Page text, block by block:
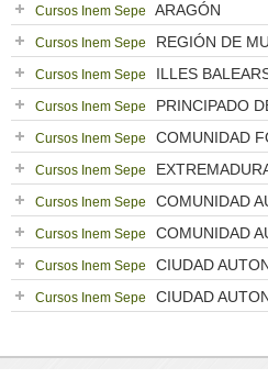
Cursos Inem Sepe ARAGÓN
Cursos Inem Sepe REGIÓN DE
Cursos Inem Sepe ILLES
Cursos Inem Sepe PRINCIPADO
Cursos Inem Sepe COMUNIDAD
Cursos Inem Sepe
Cursos Inem Sepe COMUNIDAD
Cursos Inem Sepe COMUNIDAD
Cursos Inem Sepe CIUDAD
Cursos Inem Sepe CIUDAD